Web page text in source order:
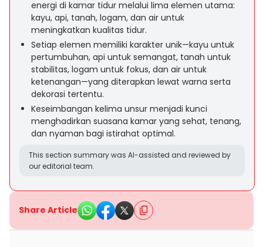
energi di kamar tidur melalui lima elemen utama:
kayu, api, tanah, logam, dan air untuk
meningkatkan kualitas tidur.
Setiap elemen memiliki karakter unik—kayu untuk
pertumbuhan, api untuk semangat, tanah untuk
stabilitas, logam untuk fokus, dan air untuk
ketenangan—yang diterapkan lewat warna serta
dekorasi tertentu.
Keseimbangan kelima unsur menjadi kunci
menghadirkan suasana kamar yang sehat, tenang,
dan nyaman bagi istirahat optimal.
This section summary was AI-assisted and reviewed by
our editorial team.
Share Article